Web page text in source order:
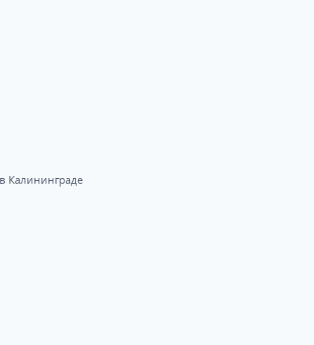
Калининграде​